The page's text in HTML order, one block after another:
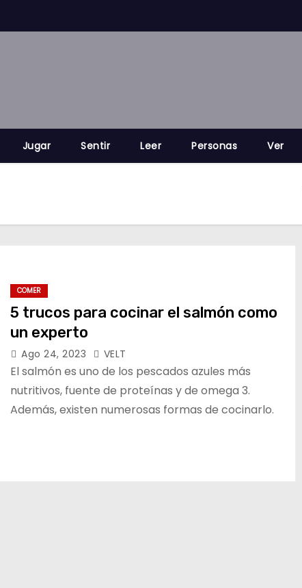
Jugar Sentir Leer Personas Ver
COMER
5 trucos para cocinar el salmón como
un experto
Ago 24, 2023 VELT
El salmón es uno de los pescados azules más
nutritivos, fuente de proteínas y de omega 3.
Además, existen numerosas formas de cocinarlo.